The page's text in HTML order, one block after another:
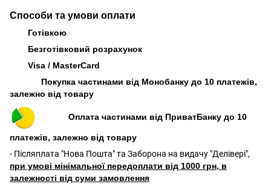
Способи та умови оплати
Готівкою
Безготівковий розрахунок
Visa / MasterCard
Покупка частинами від Монобанку до 10 платежів,
залежно від товару
Оплата частинами від ПриватБанку до 10
платежів, залежно від товару
- Післяплата "Нова Пошта" та Заборона на видачу "Делівері",
при умові мінімальної передоплати від 1000 грн, в
залежності від суми замовлення